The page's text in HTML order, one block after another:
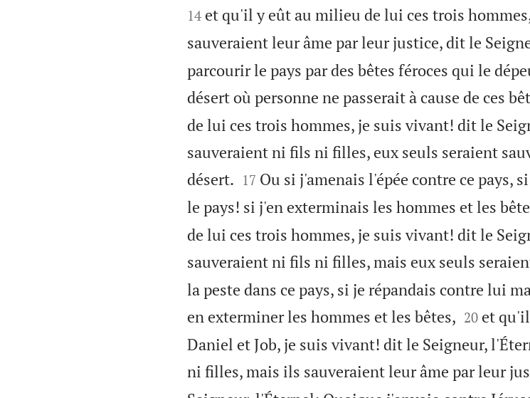
14 et qu'il y eût au milieu de lui ces trois
sauveraient leur âme par leur justice, dit le
parcourir le pays par des bêtes féroces qui le
désert où personne ne passerait à cause de ces
de lui ces trois hommes, je suis vivant! dit le
sauveraient ni fils ni filles, eux seuls seraient
désert.
17 Ou si j'amenais l'épée contre ce pays,
le pays! si j'en exterminais les hommes et les
de lui ces trois hommes, je suis vivant! dit le
sauveraient ni fils ni filles, mais eux seuls
la peste dans ce pays, si je répandais contre lui
en exterminer les hommes et les bêtes,
20 et
Daniel et Job, je suis vivant! dit le Seigneur,
ni filles, mais ils sauveraient leur âme par leur